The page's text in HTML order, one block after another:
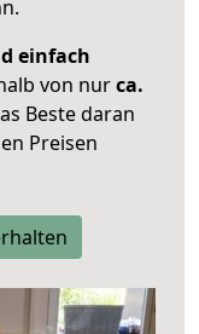
einfach
von nurca.
Beste daran
Preisen